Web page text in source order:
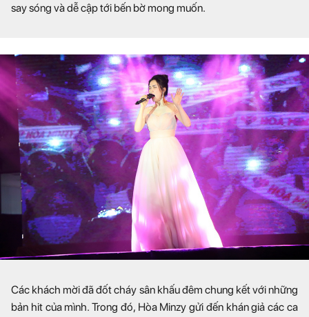
say sóng và dễ cập tới bến bờ mong muốn.
Các khách mời đã đốt cháy sân khấu đêm chung kết với những
bản hit của mình. Trong đó, Hòa Minzy gửi đến khán giả các ca